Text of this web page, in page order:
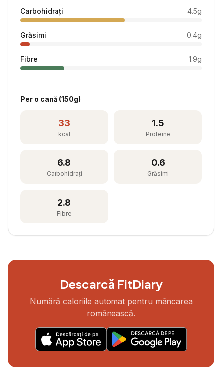
Carbohidrați 4.5g
Grăsimi 0.4g
Fibre 1.9g
Per o cană (150g)
33
kcal
1.5
Proteine
6.8
Carbohidrați
0.6
Grăsimi
2.8
Fibre
Descarcă FitDiary
Numără caloriile automat pentru mâncarea
românească.